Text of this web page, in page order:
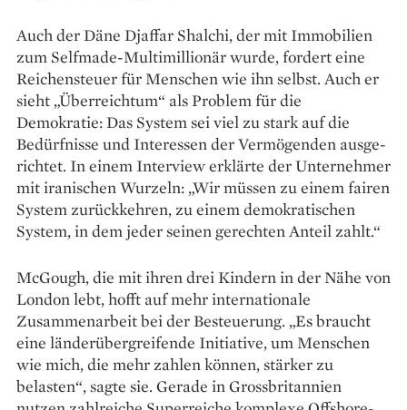
Auch der Däne Djaffar Shalchi, der mit Immobilien
zum Selfmade-Multimillionär wurde, fordert eine
Reichensteuer für Menschen wie ihn selbst. Auch er
sieht „Überreichtum“ als Problem für die
Demokratie: Das System sei viel zu stark auf die
Bedürfnisse und Interessen der Vermögenden aus­ge­
richtet. In einem Interview erklärte der Unternehmer
mit iranischen Wurzeln: „Wir müssen zu einem fairen
System zurück­kehren, zu einem demokratischen
System, in dem jeder seinen gerechten Anteil zahlt.“
McGough, die mit ihren drei Kindern in der Nähe von
London lebt, hofft auf mehr internationale
Zusammenarbeit bei der Besteuerung. „Es braucht
eine länderübergreifende Initiative, um Menschen
wie mich, die mehr zahlen können, stärker zu
belasten“, sagte sie. Gerade in Grossbritannien